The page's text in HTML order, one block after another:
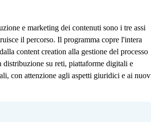
e marketing dei contenuti sono i tre assi
il percorso. Il programma copre l'intera
content creation alla gestione del processo
su reti, piattaforme digitali e
con attenzione agli aspetti giuridici e ai